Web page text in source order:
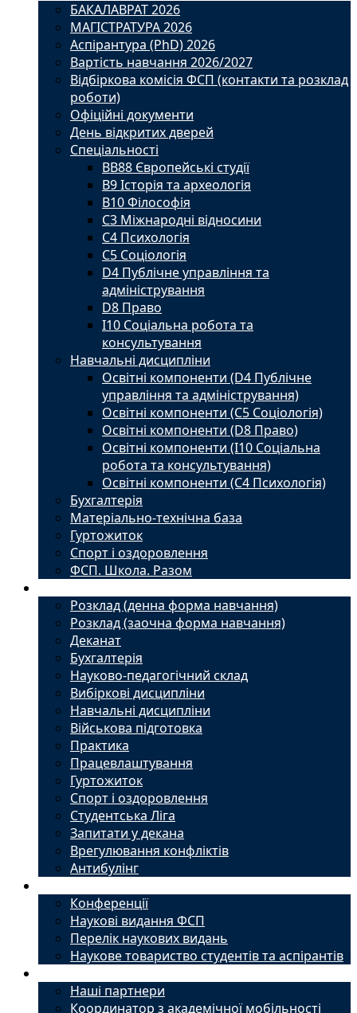
БАКАЛАВРАТ 2026
МАГІСТРАТУРА 2026
Аспірантура (PhD) 2026
Вартість навчання 2026/2027
Відбіркова комісія ФСП (контакти та розклад
роботи)
Офіційні документи
День відкритих дверей
Спеціальності
BВ88 Європейські студії
B9 Історія та археологія
B10 Філософія
C3 Міжнародні відносини
C4 Психологія
С5 Соціологія
D4 Публічне управління та
адміністрування
D8 Право
I10 Соціальна робота та
консультування
Навчальні дисципліни
Освітні компоненти (D4 Публічне
управління та адміністрування)
Освітні компоненти (С5 Соціологія)
Освітні компоненти (D8 Право)
Освітні компоненти (I10 Соціальна
робота та консультування)
Освітні компоненти (С4 Психологія)
Бухгалтерія
Матеріально-технічна база
Гуртожиток
Спорт і оздоровлення
ФСП. Школа. Разом
Розклад (денна форма навчання)
Розклад (заочна форма навчання)
Деканат
Бухгалтерія
Науково-педагогічний склад
Вибіркові дисципліни
Навчальні дисципліни
Військова підготовка
Практика
Працевлаштування
Гуртожиток
Спорт і оздоровлення
Студентська Ліга
Запитати у декана
Врегулювання конфліктів
Антибулінг
Конференції
Наукові видання ФСП
Перелік наукових видань
Наукове товариство студентів та аспірантів
Наші партнери
Координатор з академічної мобільності